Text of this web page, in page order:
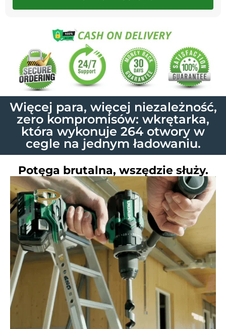
Więcej para, więcej niezależność,
zero kompromisów: wkrętarka,
która wykonuje 264 otwory w
cegle na jednym ładowaniu.
Potęga brutalna, wszędzie służy.